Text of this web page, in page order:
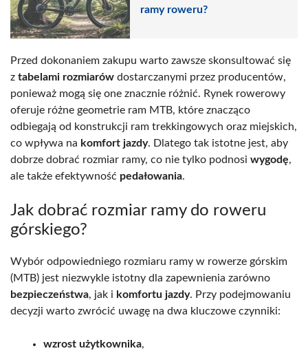
ramy roweru?
Przed dokonaniem zakupu warto zawsze skonsultować się
z tabelami rozmiarów dostarczanymi przez producentów,
ponieważ mogą się one znacznie różnić. Rynek rowerowy
oferuje różne geometrie ram MTB, które znacząco
odbiegają od konstrukcji ram trekkingowych oraz miejskich,
co wpływa na komfort jazdy. Dlatego tak istotne jest, aby
dobrze dobrać rozmiar ramy, co nie tylko podnosi wygodę,
ale także efektywność pedałowania.
Jak dobrać rozmiar ramy do roweru
górskiego?
Wybór odpowiedniego rozmiaru ramy w rowerze górskim
(MTB) jest niezwykle istotny dla zapewnienia zarówno
bezpieczeństwa, jak i komfortu jazdy. Przy podejmowaniu
decyzji warto zwrócić uwagę na dwa kluczowe czynniki:
wzrost użytkownika,